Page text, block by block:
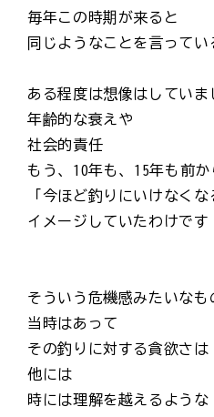
毎年この時期が来ると
同じようなことを言って
ある程度は想像はしていま
年齢的な衰えや
社会的責任
もう、10年も、15年も前か
「今ほど釣りにいけなくな
イメージしていたわけです
そういう危機感みたいなも
当時はあって
その釣りに対する貪欲さは
他には
時には理解を越えるような